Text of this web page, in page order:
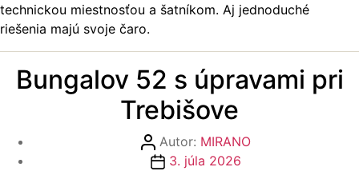
technickou miestnosťou a šatníkom. Aj jednoduché
riešenia majú svoje čaro.
Bungalov 52 s úpravami pri
Trebišove
Autor
článku
Autor: MIRANO
Dátum3. júla 2026